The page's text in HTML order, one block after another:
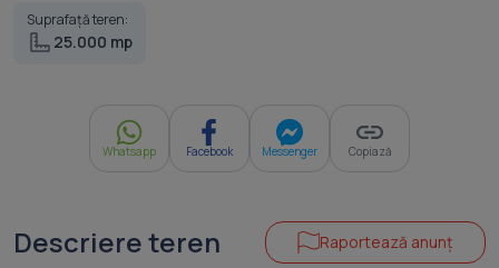
Suprafață teren:
25.000 mp
Whatsapp Facebook Messenger Copiază
Descriere teren Raportează anunț